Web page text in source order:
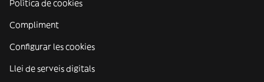
Política de cookies
Compliment
Configurar les cookies
Llei de serveis digitals